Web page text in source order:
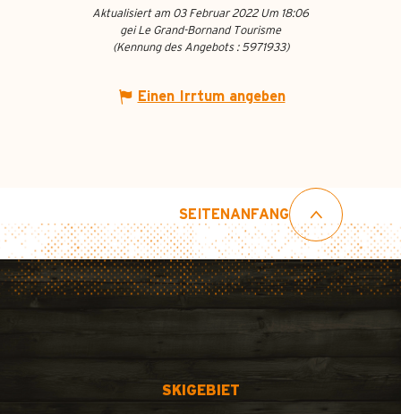
Aktualisiert am 03 Februar 2022 Um 18:06
gei Le Grand-Bornand Tourisme
(Kennung des Angebots : 5971933)
Einen Irrtum angeben
SEITENANFANG
SKIGEBIET